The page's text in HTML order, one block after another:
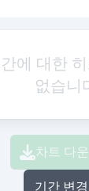
에 대한
없습니
차트 다
기간 변경